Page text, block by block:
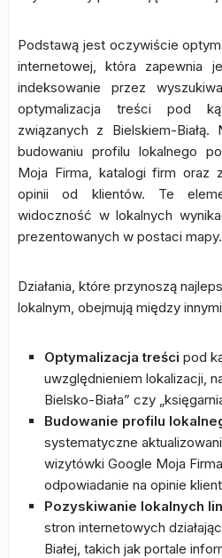
Podstawą jest oczywiście
internetowej, która zapewnia
indeksowanie przez
optymalizacja treści pod
związanych z Bielskiem-
budowaniu profilu lokalnego
Moja Firma, katalogi firm oraz
opinii od klientów. Te
widoczność w lokalnych
prezentowanych w postaci mapy.
Działania, które przynoszą
lokalnym, obejmują między
Optymalizacja treści pod
uwzględnieniem lokalizacji,
Bielsko-Biała” czy
Budowanie profilu
systematyczne
wizytówki Google Moja
odpowiadanie na opinie
Pozyskiwanie lokalnych
stron internetowych
Białej, takich jak portale